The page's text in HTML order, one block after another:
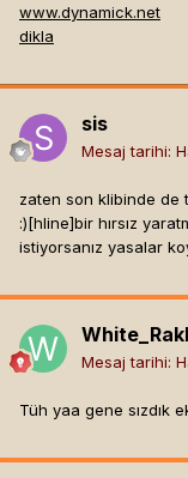
www.dynamick.net
dikla
sis
Mesaj tarihi:
zaten son klibinde de
:)[hline]bir hırsız
istiyorsanız yasalar
Mesaj tarihi:
Tüh yaa gene sızdık